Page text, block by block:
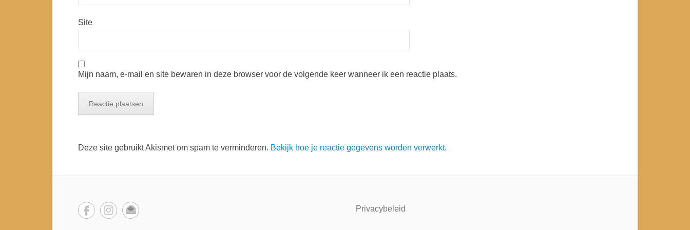
Site
Mijn naam, e-mail en site bewaren in deze browser voor de volgende keer wanneer ik een reactie plaats.
Deze site gebruikt Akismet om spam te verminderen. Bekijk hoe je reactie gegevens worden verwerkt.
Privacybeleid